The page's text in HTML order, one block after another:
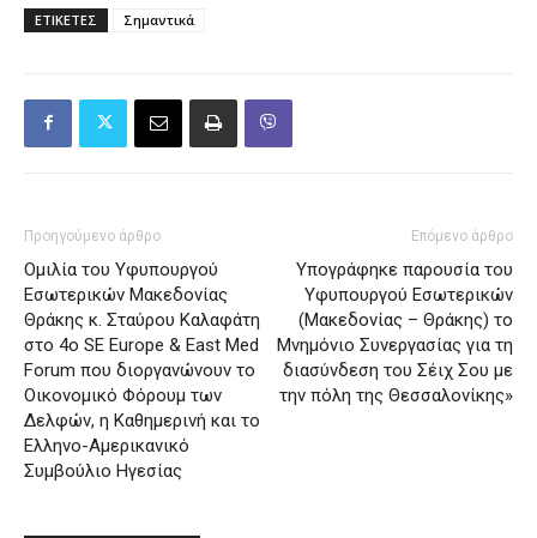
ΕΤΙΚΕΤΕΣ Σημαντικά
Προηγούμενο άρθρο
Ομιλία του Υφυπουργού
Εσωτερικών Μακεδονίας
Θράκης κ. Σταύρου Καλαφάτη
στο 4o SE Europe & East Med
Forum που διοργανώνουν το
Οικονομικό Φόρουμ των
Δελφών, η Καθημερινή και το
Ελληνο-Αμερικανικό
Συμβούλιο Ηγεσίας
Επόμενο άρθρο
Υπογράφηκε παρουσία του
Υφυπουργού Εσωτερικών
(Μακεδονίας – Θράκης) το
Μνημόνιο Συνεργασίας για τη
διασύνδεση του Σέιχ Σου με
την πόλη της Θεσσαλονίκης»